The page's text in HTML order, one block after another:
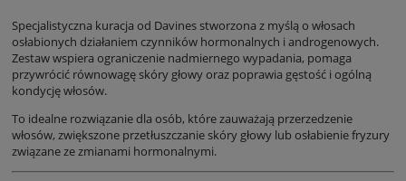
Specjalistyczna kuracja od Davines stworzona z myślą o włosach
osłabionych działaniem czynników hormonalnych i androgenowych.
Zestaw wspiera ograniczenie nadmiernego wypadania, pomaga
przywrócić równowagę skóry głowy oraz poprawia gęstość i ogólną
kondycję włosów.
To idealne rozwiązanie dla osób, które zauważają przerzedzenie
włosów, zwiększone przetłuszczanie skóry głowy lub osłabienie fryzury
związane ze zmianami hormonalnymi.